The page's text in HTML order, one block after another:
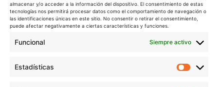
almacenar y/o acceder a la información del dispositivo. El consentimiento de estas
tecnologías nos permitirá procesar datos como el comportamiento de navegación o
las identificaciones únicas en este sitio. No consentir o retirar el consentimiento,
puede afectar negativamente a ciertas características y funciones.
Funcional Siempre activo
Estadísticas